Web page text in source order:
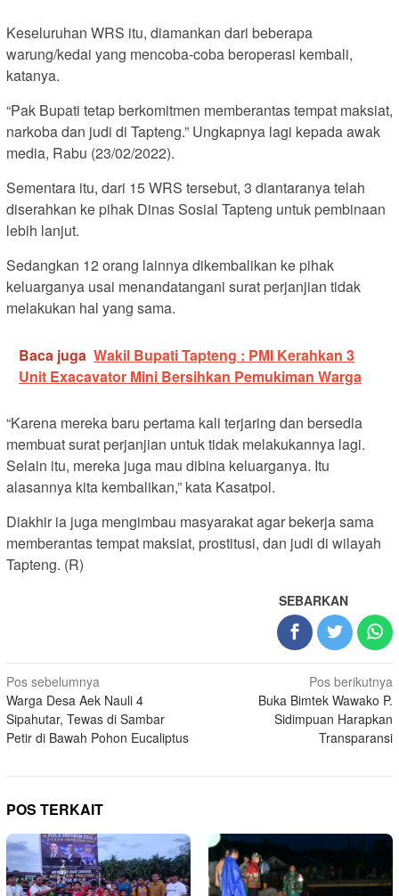
Keseluruhan WRS itu, diamankan dari beberapa
warung/kedai yang mencoba-coba beroperasi kembali,
katanya.
“Pak Bupati tetap berkomitmen memberantas tempat maksiat,
narkoba dan judi di Tapteng.” Ungkapnya lagi kepada awak
media, Rabu (23/02/2022).
Sementara itu, dari 15 WRS tersebut, 3 diantaranya telah
diserahkan ke pihak Dinas Sosial Tapteng untuk pembinaan
lebih lanjut.
Sedangkan 12 orang lainnya dikembalikan ke pihak
keluarganya usai menandatangani surat perjanjian tidak
melakukan hal yang sama.
Baca juga Wakil Bupati Tapteng : PMI Kerahkan 3
Unit Exacavator Mini Bersihkan Pemukiman Warga
“Karena mereka baru pertama kali terjaring dan bersedia
membuat surat perjanjian untuk tidak melakukannya lagi.
Selain itu, mereka juga mau dibina keluarganya. Itu
alasannya kita kembalikan,” kata Kasatpol.
Diakhir ia juga mengimbau masyarakat agar bekerja sama
memberantas tempat maksiat, prostitusi, dan judi di wilayah
Tapteng. (R)
SEBARKAN
Navigasi
pos
Pos sebelumnya
Warga Desa Aek Nauli 4
Sipahutar, Tewas di Sambar
Petir di Bawah Pohon Eucaliptus
Pos berikutnya
Buka Bimtek Wawako P.
Sidimpuan Harapkan
Transparansi
POS TERKAIT